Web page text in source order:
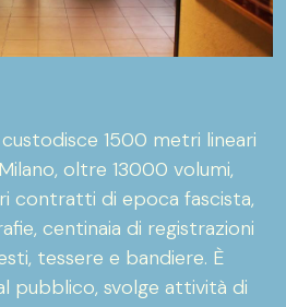
1500 metri lineari
oltre 13000 volumi,
contratti di epoca fascista,
centinaia di registrazioni
tessere e bandiere. È
pubblico, svolge attività di